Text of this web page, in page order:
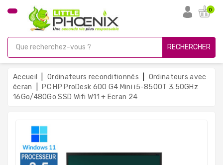
CATÉGORIE
Gamer
Unités
Centrales
Reconditionnées
Ordinateurs
Portables
0
RECHERCHER
Accueil Ordinateurs reconditionnés
Ordinateurs avec
écran
PC HP ProDesk 600 G4 Mini i5-8500T 3.50GHz
16Go/480Go SSD Wifi W11 + Ecran 24